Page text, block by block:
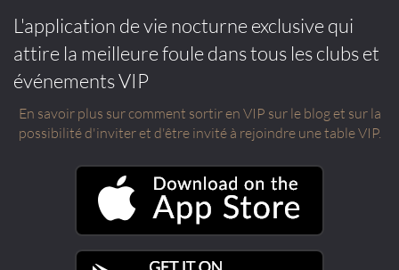
L'application de vie nocturne exclusive qui
attire la meilleure foule dans tous les clubs et
événements VIP
En savoir plus sur comment sortir en VIP sur le blog et sur la
possibilité d'inviter et d'être invité à rejoindre une table VIP.